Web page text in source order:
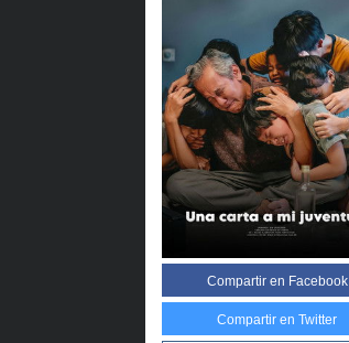
Compartir en Facebook
Compartir en Twitter